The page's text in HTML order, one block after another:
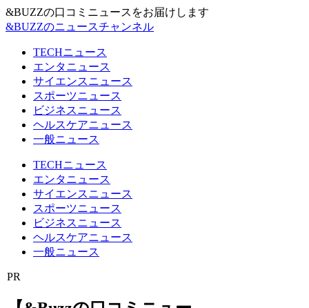
&BUZZの口コミニュースをお届けします
&BUZZのニュースチャンネル
TECHニュース
エンタニュース
サイエンスニュース
スポーツニュース
ビジネスニュース
ヘルスケアニュース
一般ニュース
TECHニュース
エンタニュース
サイエンスニュース
スポーツニュース
ビジネスニュース
ヘルスケアニュース
一般ニュース
PR